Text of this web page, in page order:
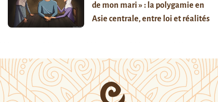
de mon mari » : la polygamie en
Asie centrale, entre loi et réalités